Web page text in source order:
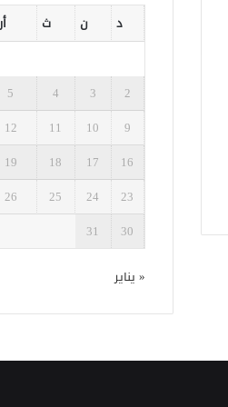
د
ن ث
2
3
4
5
9
10
11
12
16
17
18
19
23
24
25
26
30
31
« يناير